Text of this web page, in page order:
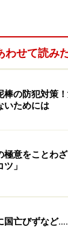
が管理して
わせて読み
棒の防犯対策
いためには
極意をことわ
」
国亡びずなど